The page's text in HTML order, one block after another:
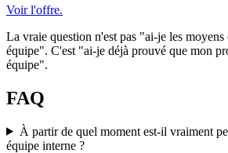
Voir l'offre.
La vraie question n'est pas "ai-je les moyens
équipe". C'est "ai-je déjà prouvé que mon
équipe".
FAQ
À partir de quel moment est-il vraiment
équipe interne ?